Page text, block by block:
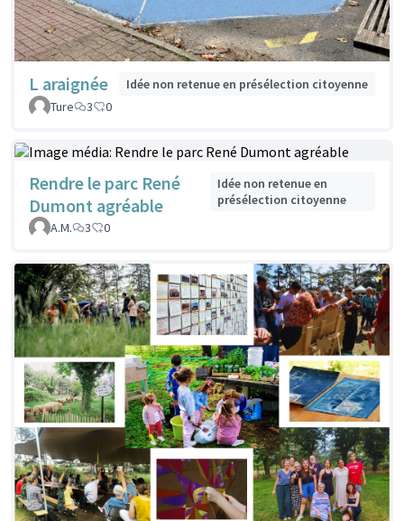
L araignée
Idée non retenue en présélection citoyenne
Ture
3 0
Rendre le parc René
Dumont agréable
Idée non retenue en
présélection citoyenne
A.M.
3 0